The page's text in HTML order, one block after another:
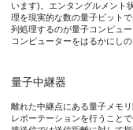
本研究成果が社会
本研究成果により、量
います)。エンタングルメント
理を現実的な数の量子ビット
列処理するのが量子コンピュ
コンピューターをはるかにしの
量子中継器
離れた中継点にある量子メモ
レポーテーションを行うこと